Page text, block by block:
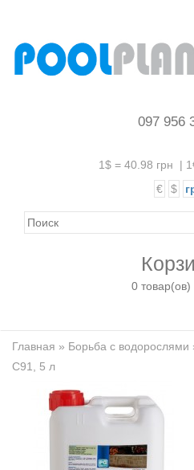
097 956
1$ = 40.98 грн |
€
$
0 товар(ов)
Главная » Борьба с водорослями
C91, 5 л